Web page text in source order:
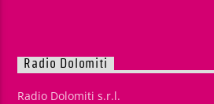
Radio Dolomiti
Radio Dolomiti s.r.l.